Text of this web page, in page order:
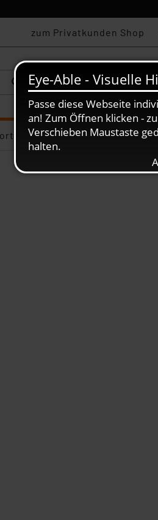
zum Privatkunden Shop
KarriereMein ELV
Deals